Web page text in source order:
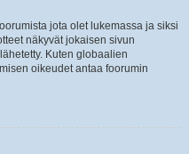
jota olet lukemassa ja siksi
näkyvät jokaisen sivun
Kuten globaalien
oikeudet antaa foorumin